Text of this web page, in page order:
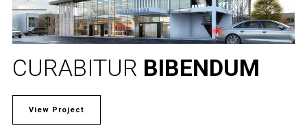
CURABITUR BIBENDUM
View Project